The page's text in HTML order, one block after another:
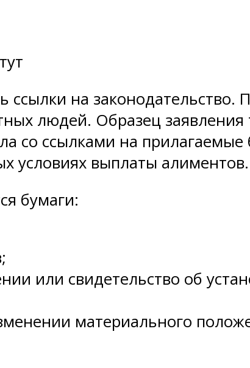
на законодательство.
людей. Образец заявления
со ссылками на
условиях выплаты алиментов.
бумаги:
или свидетельство об
материального